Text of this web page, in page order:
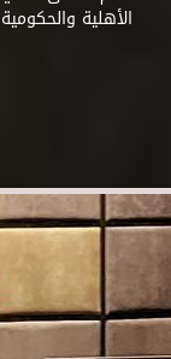
الأهلية